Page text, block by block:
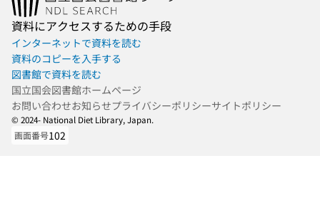
資料にアクセスするための手段
インターネットで資料を読む
資料のコピーを入手する
図書館で資料を読む
国立国会図書館ホームページ
お問い合わせお知らせプライバシーポリシーサイトポリシー
© 2024- National Diet Library, Japan.
画面番号102